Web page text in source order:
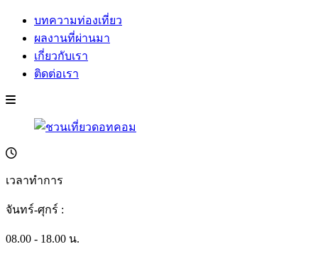
บทความท่องเที่ยว
ผลงานที่ผ่านมา
เกี่ยวกับเรา
ติดต่อเรา
เวลาทำการ
จันทร์-ศุกร์ :
08.00 - 18.00 น.